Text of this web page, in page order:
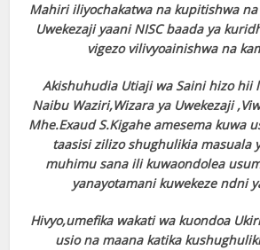
Mahiri iliyochakatwa na kupitishwa na
Uwekezaji yaani NISC baada ya
vigezo vilivyoainishwa na
Akishuhudia Utiaji wa Saini hizo hii
Naibu Waziri,Wizara ya Uwekezaji
Mhe.Exaud S.Kigahe amesema kuwa
taasisi zilizo shughulikia masuala
muhimu sana ili kuwaondolea
yanayotamani kuwekeze ndni
Hivyo,umefika wakati wa kuondoa
usio na maana katika